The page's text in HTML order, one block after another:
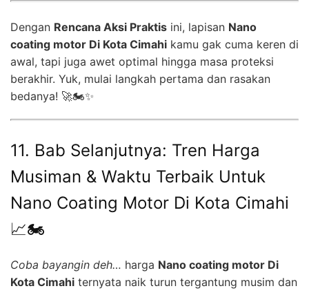
Dengan Rencana Aksi Praktis ini, lapisan Nano
coating motor Di Kota Cimahi kamu gak cuma keren di
awal, tapi juga awet optimal hingga masa proteksi
berakhir. Yuk, mulai langkah pertama dan rasakan
bedanya! 🚀🏍️✨
11. Bab Selanjutnya: Tren Harga
Musiman & Waktu Terbaik Untuk
Nano Coating Motor Di Kota Cimahi
📈🏍️
Coba bayangin deh… harga Nano coating motor Di
Kota Cimahi ternyata naik turun tergantung musim dan